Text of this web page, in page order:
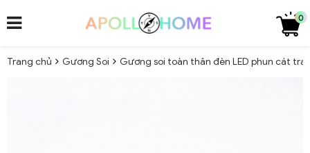
0
Trang chủ Gương Soi Gương soi toàn thân đèn LED phun cát